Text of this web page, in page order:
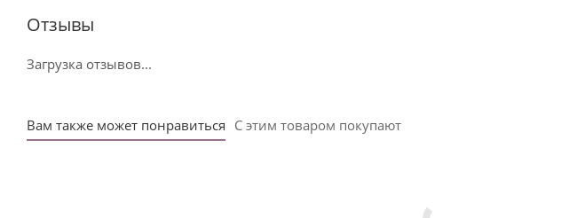
Отзывы
Загрузка отзывов...
Вам также может понравиться С этим товаром покупают